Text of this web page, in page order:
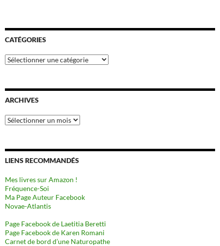
CATÉGORIES
Catégories
ARCHIVES
Archives
LIENS RECOMMANDÉS
Mes livres sur Amazon !
Fréquence-Soi
Ma Page Auteur Facebook
Novae-Atlantis
Page Facebook de Laetitia Beretti
Page Facebook de Karen Romani
Carnet de bord d’une Naturopathe